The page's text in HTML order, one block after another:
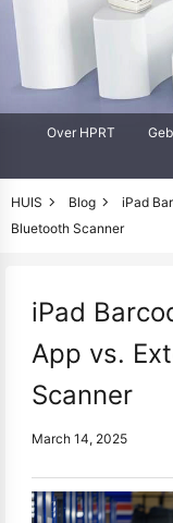
Over HPRT
HUIS Blog
iPad
Bluetooth Scanner
iPad
App vs.
Scanner
March 14, 2025